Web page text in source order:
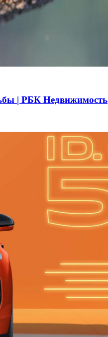
| РБК Недвижимость